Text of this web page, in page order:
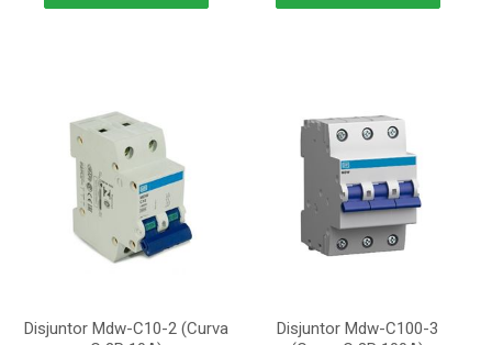
Disjuntor Mdw-C10-2 (Curva
Disjuntor Mdw-C100-3